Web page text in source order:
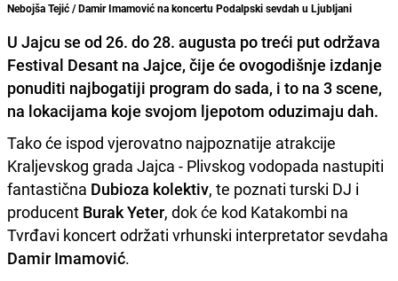
Nebojša Tejić / Damir Imamović na koncertu Podalpski sevdah u Ljubljani
U Jajcu se od 26. do 28. augusta po treći put održava
Festival Desant na Jajce, čije će ovogodišnje izdanje
ponuditi najbogatiji program do sada, i to na 3 scene,
na lokacijama koje svojom ljepotom oduzimaju dah.
Tako će ispod vjerovatno najpoznatije atrakcije
Kraljevskog grada Jajca - Plivskog vodopada nastupiti
fantastična Dubioza kolektiv, te poznati turski DJ i
producent Burak Yeter, dok će kod Katakombi na
Tvrđavi koncert održati vrhunski interpretator sevdaha
Damir Imamović.